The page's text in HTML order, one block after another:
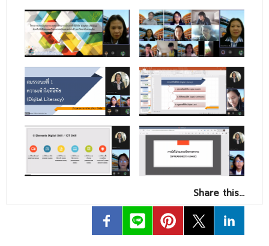
- - เทคโนโลยีสารสนเทศ
ศูนย์บริการ
- ศูนย์เครื่องมือปฏิบัติการวิทยาศาสตร์
- ศูนย์สิ่งแวดล้อม
- ศูนย์ปัญญาประดิษฐ์เพื่อการศึกษา
สหกิจศึกษา
ข่าว
- ข่าวประชาสัมพันธ์ภายนอก
Share this…